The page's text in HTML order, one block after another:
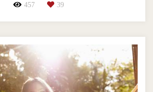
457 39